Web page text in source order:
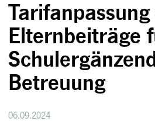
Elternbeiträge
Betreuung
06.09.2024